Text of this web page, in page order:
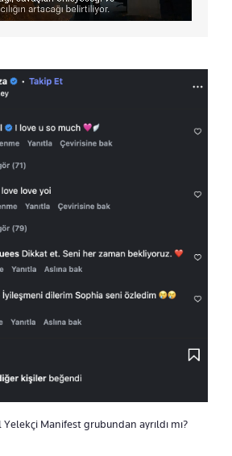
Manifest grubundan ayrıldı mı?